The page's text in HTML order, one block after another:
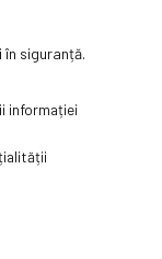
siguranță.
informației